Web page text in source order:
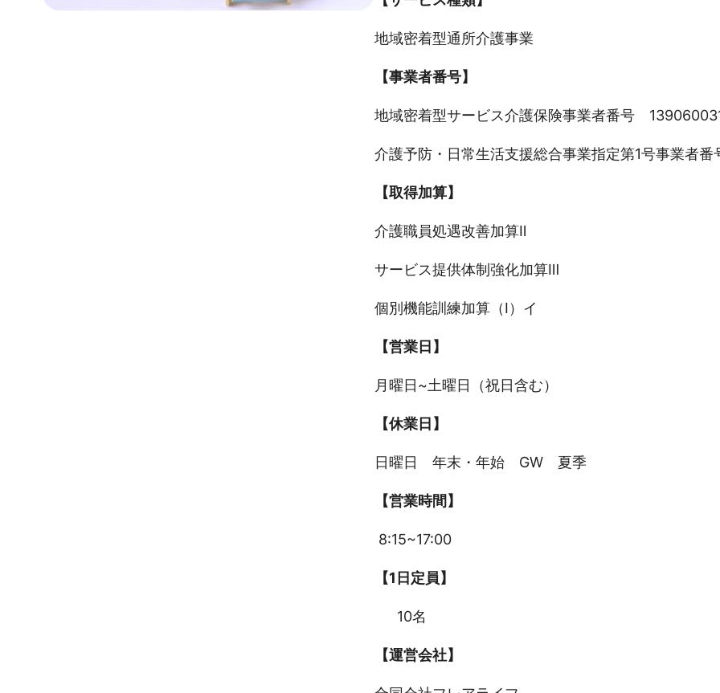
地域密着型通所介護事業
【事業者番号】
地域密着型サービス介護保険事業者番号
介護予防・日常生活支援総合事業指定第1号事業者
【取得加算】
介護職員処遇改善加算Ⅱ
サービス提供体制強化加算Ⅲ
個別機能訓練加算（Ⅰ）イ
【営業日】
月曜日~土曜日（祝日含む）
【休業日】
日曜日 年末・年始 GW 夏季
【営業時間】
8:15~17:00
【1日定員】
10名
【運営会社】